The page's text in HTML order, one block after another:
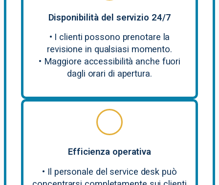
Disponibilità del servizio 24/7
• I clienti possono prenotare la
revisione in qualsiasi momento.
• Maggiore accessibilità anche fuori
dagli orari di apertura.
Efficienza operativa
• Il personale del service desk può